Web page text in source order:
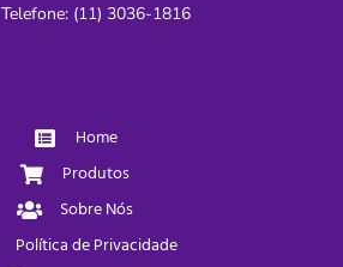
Telefone: (11) 3036-1816
Home
Produtos
Sobre Nós
Política de Privacidade